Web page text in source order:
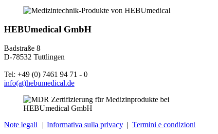
HEBUmedical GmbH
Badstraße 8
D-78532 Tuttlingen
Tel: +49 (0) 7461 94 71 - 0
info(at)hebumedical.de
Note legali | Informativa sulla privacy | Termini e condizioni